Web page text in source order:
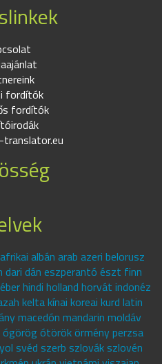
fordítók
fordítók
translator.eu
albán arab azeri belorusz
dari dán eszperantó észt finn
hindi holland horvát indonéz
kelta kínai koreai kurd latin
macedón mandarin moldáv
ótörök örmény perzsa
svéd szerb szlovák szlovén